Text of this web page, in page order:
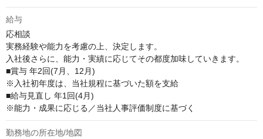
給与
応相談
実務経験や能力を考慮の上、決定します。
入社後さらに、能力・実績に応じてその都度加味していきます。
■賞与 年2回(7月、12月)
※入社初年度は、当社規程に基づいた額を支給
■給与見直し 年1回(4月)
※能力・成果に応じる／当社人事評価制度に基づく
勤務地の所在地/地図